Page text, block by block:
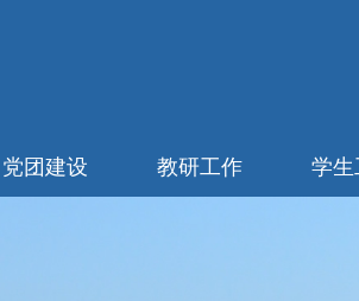
党团建设 教研工作 学生